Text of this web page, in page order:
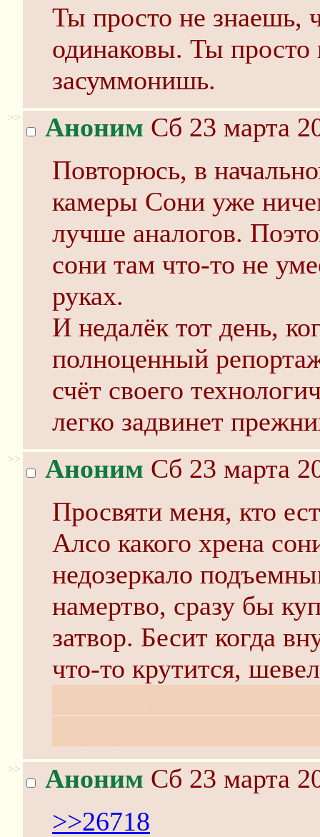
Ты просто не знаешь,
одинаковы. Ты просто
засуммонишь.
>> Аноним Сб 23 марта
Повторюсь, в
камеры Сони уже
лучше аналогов.
сони там что-то не
руках.
И недалёк тот день,
полноценный
счёт своего
легко задвинет
>> Аноним Сб 23 марта
Просвяти меня, кто
Алсо какого хрена
недозеркало
намертво, сразу бы
затвор. Бесит когда
что-то крутится,
>> Аноним Сб 23 марта
>>26718